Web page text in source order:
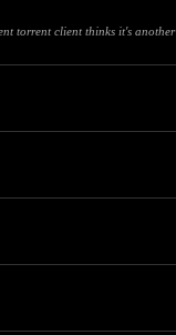
torrent client thinks it's another